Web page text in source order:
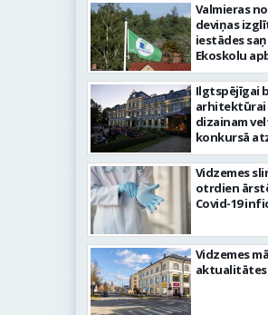
Valmieras
deviņas
iestādes
Ekoskolu
Ilgtspējīgai
arhitektūrai
dizainam
konkursā
novērtēta
Kokmuižas
Vidzemes
otrdien
Covid-19
Vidzemes
aktualitātes